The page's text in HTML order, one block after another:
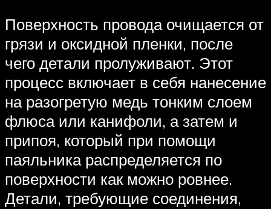
Поверхность провода очищается от
грязи и оксидной пленки, после
чего детали пролуживают. Этот
процесс включает в себя нанесение
на разогретую медь тонким слоем
флюса или канифоли, а затем и
припоя, который при помощи
паяльника распределяется по
поверхности как можно ровнее.
Детали, требующие соединения,